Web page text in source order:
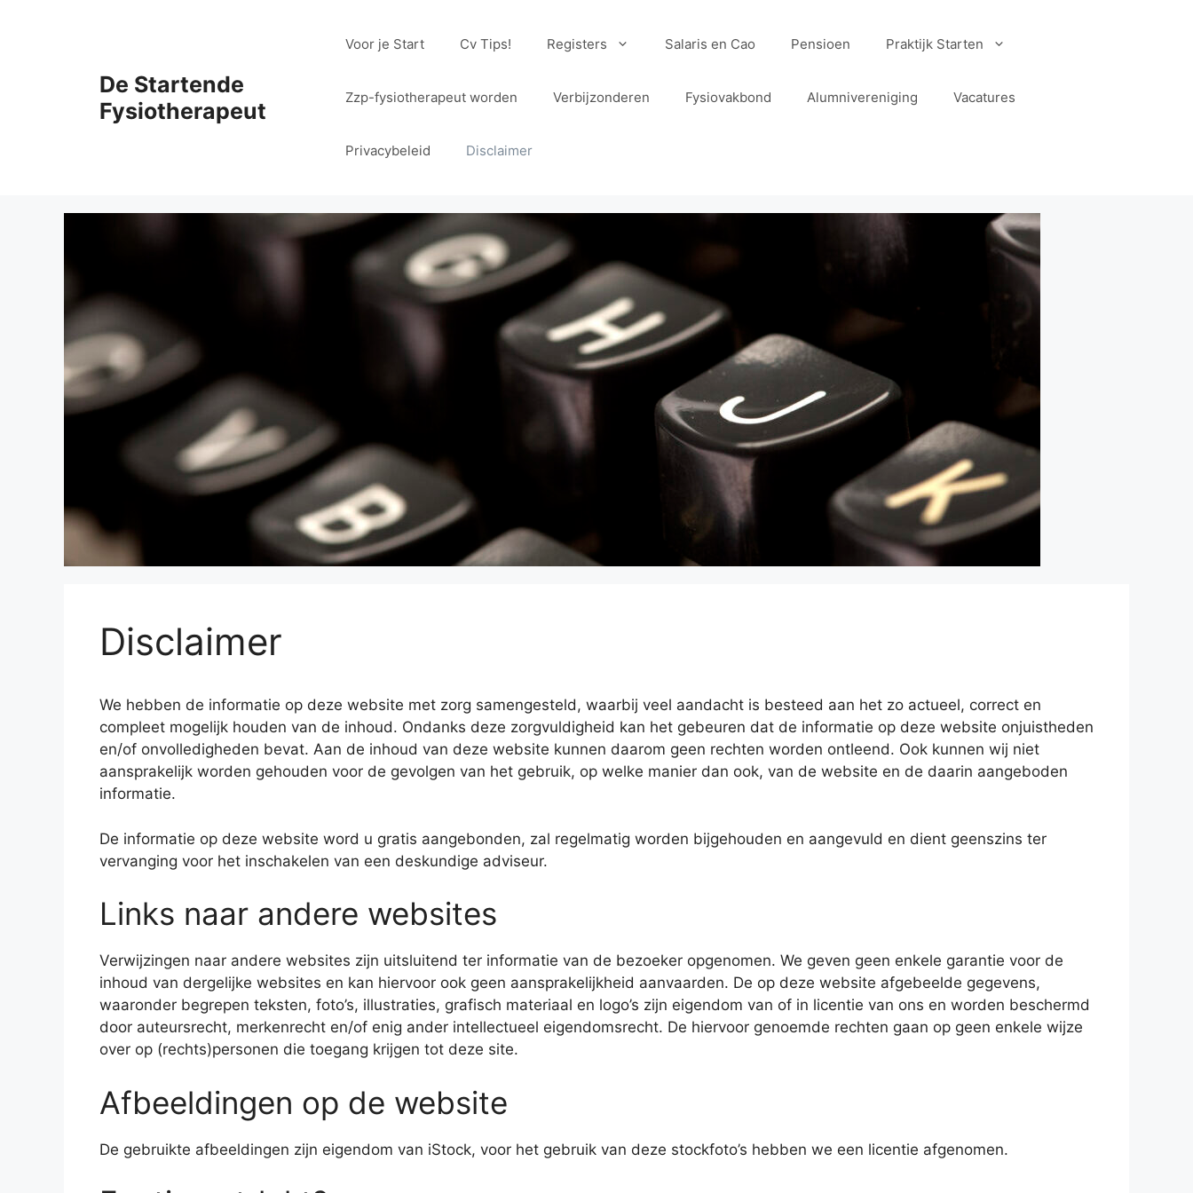
De Startende
Fysiotherapeut
Voor je Start Cv Tips! Registers Salaris en Cao Pensioen Praktijk Starten
Zzp-fysiotherapeut worden Verbijzonderen Fysiovakbond Alumnivereniging Vacatures
Privacybeleid Disclaimer
Disclaimer
We hebben de informatie op deze website met zorg samengesteld, waarbij veel aandacht is besteed aan het zo actueel, correct en
compleet mogelijk houden van de inhoud. Ondanks deze zorgvuldigheid kan het gebeuren dat de informatie op deze website onjuistheden
en/of onvolledigheden bevat. Aan de inhoud van deze website kunnen daarom geen rechten worden ontleend. Ook kunnen wij niet
aansprakelijk worden gehouden voor de gevolgen van het gebruik, op welke manier dan ook, van de website en de daarin aangeboden
informatie.
De informatie op deze website word u gratis aangebonden, zal regelmatig worden bijgehouden en aangevuld en dient geenszins ter
vervanging voor het inschakelen van een deskundige adviseur.
Links naar andere websites
Verwijzingen naar andere websites zijn uitsluitend ter informatie van de bezoeker opgenomen. We geven geen enkele garantie voor de
inhoud van dergelijke websites en kan hiervoor ook geen aansprakelijkheid aanvaarden. De op deze website afgebeelde gegevens,
waaronder begrepen teksten, foto’s, illustraties, grafisch materiaal en logo’s zijn eigendom van of in licentie van ons en worden beschermd
door auteursrecht, merkenrecht en/of enig ander intellectueel eigendomsrecht. De hiervoor genoemde rechten gaan op geen enkele wijze
over op (rechts)personen die toegang krijgen tot deze site.
Afbeeldingen op de website
De gebruikte afbeeldingen zijn eigendom van iStock, voor het gebruik van deze stockfoto’s hebben we een licentie afgenomen.